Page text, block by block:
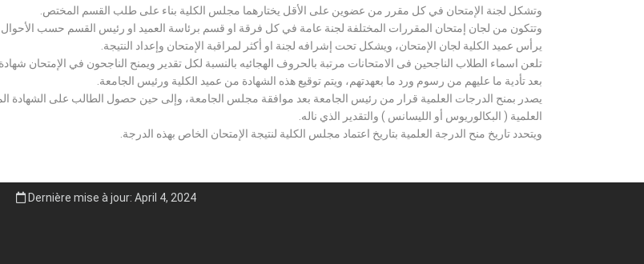
وتشكل لجنة الإمتحان في كل مقرر من عضوين على الأقل يختارهما مجلس الكلية بناء على طلب القسم المختص.
وتتكون من لجان إمتحان المقررات المختلفة لجنة عامة في كل فرقة او قسم برئاسة العميد او رئيس القسم حسب الأحوال
يرأس عميد الكلية لجان الإمتحان، ويشكل تحت إشرافه لجنة او أكثر لمراقبة الإمتحان وإعداد النتيجة.
تلعن اسماء الطلاب الناجحين فى الامتحانات مرتبة بالحروف الهجائيه بالنسبة لكل تقدير ويمنح الناجحون في الإمتحان شهادة
بعد تأدية ما عليهم من رسوم ورد ما بعهدتهم، ويتم توقيع هذه الشهادة من عميد الكلية ورئيس الجامعة.
يصدر بمنح الدرجات العلمية قرار من رئيس الجامعة بعد موافقة مجلس الجامعة، وإلى حين حصول الطالب على الشهادة
العلمية ( البكالوريوس أو الليسانس ) والتقدير الذي ناله.
ويتحدد تاريخ منح الدرجة العلمية بتاريخ اعتماد مجلس الكلية لنتيجة الإمتحان الخاص بهذه الدرجة.
Dernière mise à jour: April 4, 2024